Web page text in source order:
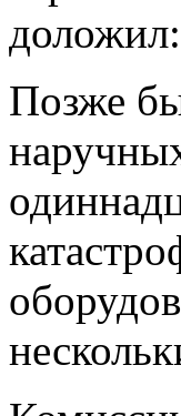
Позже